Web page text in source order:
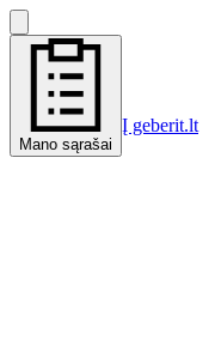
Mano sąrašai
Į geberit.lt